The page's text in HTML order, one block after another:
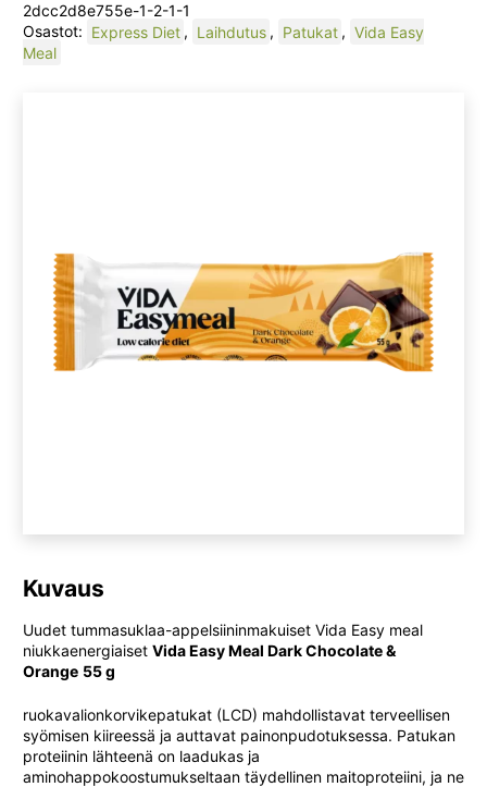
2dcc2d8e755e-1-2-1-1
Osastot: Express Diet , Laihdutus , Patukat , Vida Easy
Meal
Kuvaus
Uudet tummasuklaa-appelsiininmakuiset Vida Easy meal
niukkaenergiaiset Vida Easy Meal Dark Chocolate &
Orange 55 g
ruokavalionkorvikepatukat (LCD) mahdollistavat terveellisen
syömisen kiireessä ja auttavat painonpudotuksessa. Patukan
proteiinin lähteenä on laadukas ja
aminohappokoostumukseltaan täydellinen maitoproteiini, ja ne